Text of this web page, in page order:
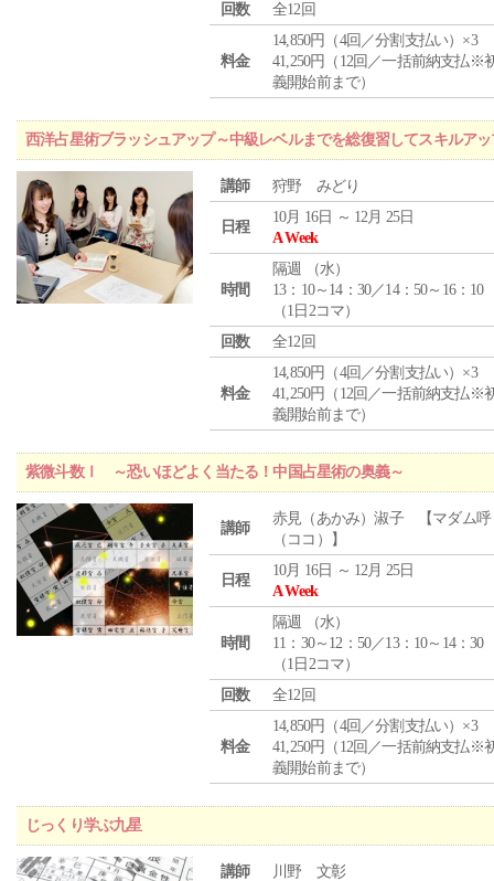
回数
全12回
料金
14,850円（4回／分割支払い）×3
41,250円（12回／一括前納支払※
義開始前まで）
西洋占星術ブラッシュアップ～中級レベルまでを総復習してスキルア
講師 狩野 みどり
日程
10月 16日 ～ 12月 25日
A Week
時間
隔週 （水）
13：10～14：30／14：50～16：10
（1日2コマ）
回数
全12回
料金
14,850円（4回／分割支払い）×3
41,250円（12回／一括前納支払※
義開始前まで）
紫微斗数Ⅰ ～恐いほどよく当たる！中国占星術の奥義～
講師
赤見（あかみ）淑子 【マダム呼
（ココ）】
日程
10月 16日 ～ 12月 25日
A Week
時間
隔週 （水）
11：30～12：50／13：10～14：30
（1日2コマ）
回数
全12回
料金
14,850円（4回／分割支払い）×3
41,250円（12回／一括前納支払※
義開始前まで）
じっくり学ぶ九星
講師 川野 文彰